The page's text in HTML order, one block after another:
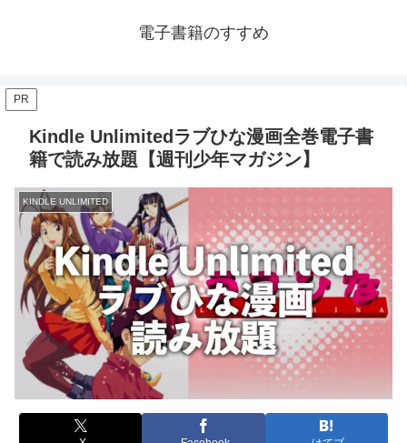
電子書籍のすすめ
PR
Kindle Unlimitedラブひな漫画全巻電子書
籍で読み放題【週刊少年マガジン】
KINDLE UNLIMITED